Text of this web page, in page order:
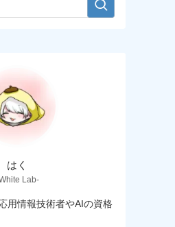
はく
Lab-
用情報技術者やAIの資格